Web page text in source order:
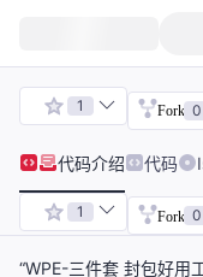
1 Fork 0
代码介绍 代码
1 Fork 0
“WPE-三件套 封包好用